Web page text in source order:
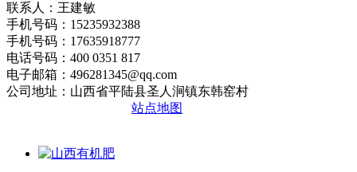
联系人：王建敏
手机号码：15235932388
手机号码：17635918777
电话号码：400 0351 817
电子邮箱：496281345@qq.com
公司地址：山西省平陆县圣人涧镇东韩窑村
站点地图